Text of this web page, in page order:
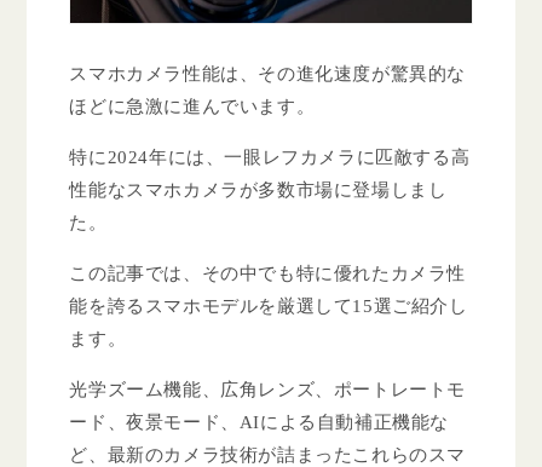
スマホカメラ性能は、その進化速度が驚異的な
ほどに急激に進んでいます。
特に2024年には、一眼レフカメラに匹敵する高
性能なスマホカメラが多数市場に登場しまし
た。
この記事では、その中でも特に優れたカメラ性
能を誇るスマホモデルを厳選して15選ご紹介し
ます。
光学ズーム機能、広角レンズ、ポートレートモ
ード、夜景モード、AIによる自動補正機能な
ど、最新のカメラ技術が詰まったこれらのスマ